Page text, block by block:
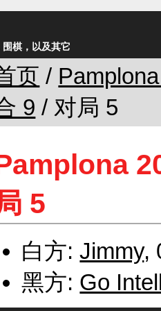
棋，以及其它
页 /
9 / 对局 5
5
白方:Jimmy,
黑方: Go